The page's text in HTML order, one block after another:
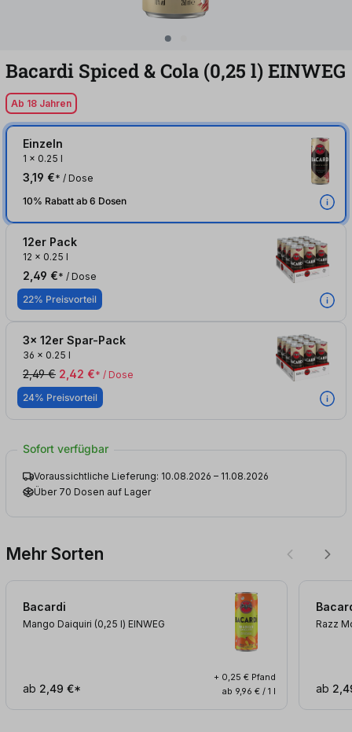
Bacardi Spiced & Cola (0,25 l)EINWEG
Ab 18 Jahren
Einzeln
1 x 0.25 l
3,19 €* / Dose
10% Rabatt ab 6 Dosen
12er Pack
12 x 0.25 l
2,49 €* / Dose
22% Preisvorteil
3x 12er Spar-Pack
36 x 0.25 l
2,49 € 2,42 €* / Dose
24% Preisvorteil
Sofort verfügbar
Voraussichtliche Lieferung: 10.08.2026 – 11.08.2026
Über 70 Dosen auf Lager
Mehr Sorten
Bacardi
Mango Daiquiri (0,25 l) EINWEG
ab 2,49 €*
+ 0,25 € Pfand
ab 9,96 € / 1 l
Razz
ab